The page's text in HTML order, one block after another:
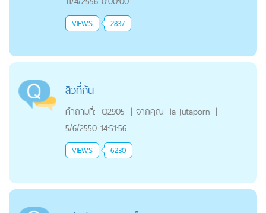
VIEWS 2837
สิวที่ก้น
คำถามที่: Q2905 | จากคุณ la_jutaporn |
5/6/2550 14:51:56
VIEWS 6230